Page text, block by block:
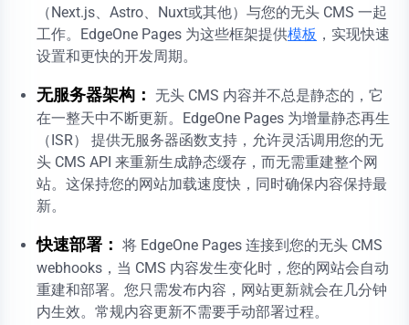
（Next.js、Astro、Nuxt或其他）与您的无头 CMS 一起
工作。EdgeOne Pages 为这些框架提供模板 ，实现快速
设置和更快的开发周期。
无服务器架构： 无头 CMS 内容并不总是静态的，它
在一整天中不断更新。EdgeOne Pages 为增量静态再生
（ISR） 提供无服务器函数支持，允许灵活调用您的无
头 CMS API 来重新生成静态缓存，而无需重建整个网
站。这保持您的网站加载速度快，同时确保内容保持最
新。
快速部署： 将 EdgeOne Pages 连接到您的无头 CMS
webhooks，当 CMS 内容发生变化时，您的网站会自动
重建和部署。您只需发布内容，网站更新就会在几分钟
内生效。常规内容更新不需要手动部署过程。